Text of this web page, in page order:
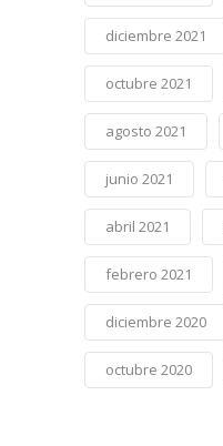
diciembre 2021
octubre 2021
agosto 2021
junio 2021
abril 2021
febrero 2021
diciembre 2020
octubre 2020